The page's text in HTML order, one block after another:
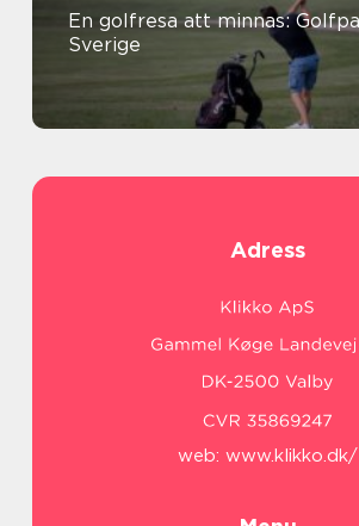
En golfresa att minnas:
Sverige
Adress
web: www.klikko.dk/